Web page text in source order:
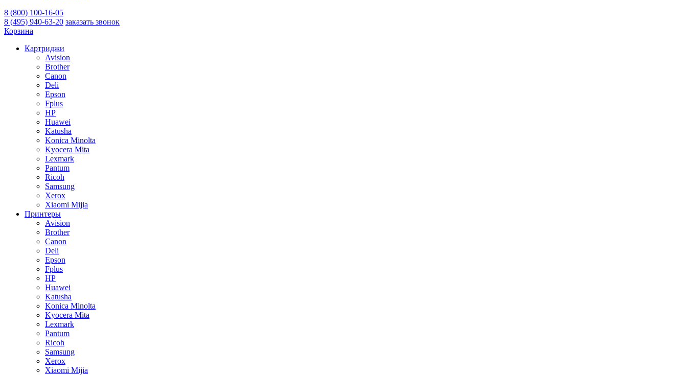
8 (800) 100-16-05
8 (495) 940-63-20 заказать звонок
Корзина
Картриджи
Avision
Brother
Canon
Deli
Epson
Fplus
HP
Huawei
Katusha
Konica Minolta
Kyocera Mita
Lexmark
Pantum
Ricoh
Samsung
Xerox
Xiaomi Mijia
Принтеры
Avision
Brother
Canon
Deli
Epson
Fplus
HP
Huawei
Katusha
Konica Minolta
Kyocera Mita
Lexmark
Pantum
Ricoh
Samsung
Xerox
Xiaomi Mijia